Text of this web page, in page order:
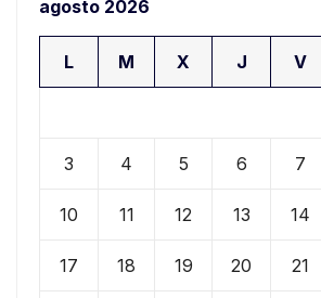
agosto 2026
L M X J V
3 4 5 6 7
10 11 12 13 14
17 18 19 20 21